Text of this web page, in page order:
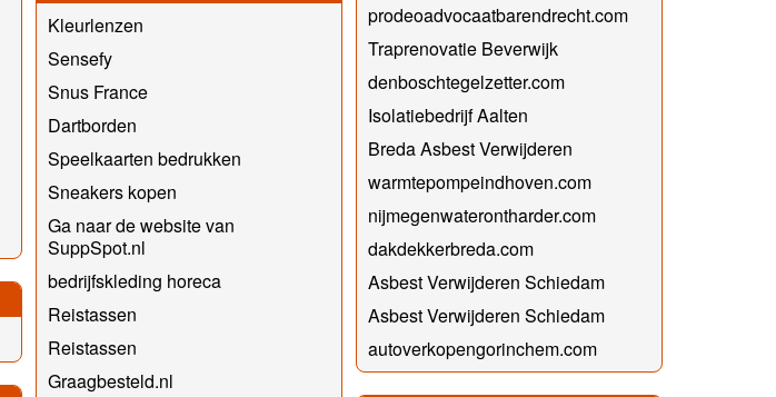
Kleurlenzen
Sensefy
Snus France
Dartborden
Speelkaarten bedrukken
Sneakers kopen
Ga naar de website van
SuppSpot.nl
bedrijfskleding horeca
Reistassen
Reistassen
Graagbesteld.nl
prodeoadvocaatbarendrecht.com
Traprenovatie Beverwijk
denboschtegelzetter.com
Isolatiebedrijf Aalten
Breda Asbest Verwijderen
warmtepompeindhoven.com
nijmegenwaterontharder.com
dakdekkerbreda.com
Asbest Verwijderen Schiedam
Asbest Verwijderen Schiedam
autoverkopengorinchem.com